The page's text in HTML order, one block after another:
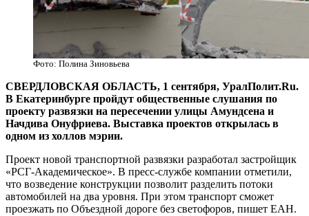
Фото: Полина Зиновьева
СВЕРДЛОВСКАЯ ОБЛАСТЬ, 1 сентября, УралПолит.Ru.
В Екатеринбурге пройдут общественные слушания по
проекту развязки на пересечении улицы Амундсена и
Начдива Онуфриева. Выставка проектов открылась в
одном из холлов мэрии.
Проект новой транспортной развязки разработал застройщик
«РСГ-Академическое». В пресс-службе компании отметили,
что возведение конструкции позволит разделить потоки
автомобилей на два уровня. При этом транспорт сможет
проезжать по Объездной дороге без светофоров, пишет ЕАН.